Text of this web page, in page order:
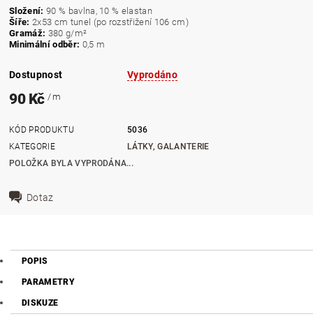
Složení: 90 % bavlna, 10 % elastan
Šíře: 2x53 cm tunel (po rozstřižení 106 cm)
Gramáž: 380 g/m²
Minimální odběr: 0,5 m
Dostupnost Vyprodáno
90 Kč/ m
KÓD PRODUKTU
5036
KATEGORIE
LÁTKY, GALANTERIE
POLOŽKA BYLA VYPRODÁNA...
Dotaz
POPIS
PARAMETRY
DISKUZE